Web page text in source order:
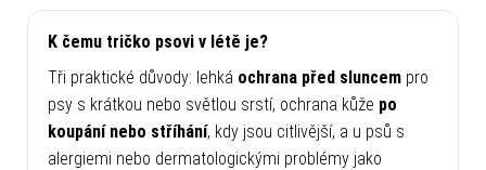
K čemu tričko psovi v létě je?
Tři praktické důvody: lehká ochrana před sluncem pro
psy s krátkou nebo světlou srstí, ochrana kůže po
koupání nebo stříhání, kdy jsou citlivější, a u psů s
alergiemi nebo dermatologickými problémy jako